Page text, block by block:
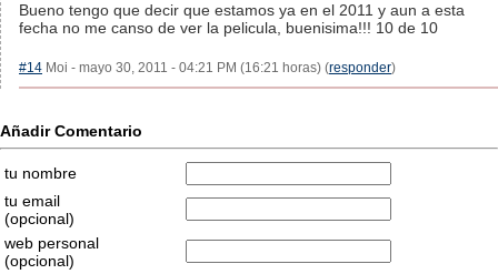
Bueno tengo que decir que estamos ya en el 2011 y aun a esta
fecha no me canso de ver la pelicula, buenisima!!! 10 de 10
#14 Moi - mayo 30, 2011 - 04:21 PM (16:21 horas) (responder)
Añadir Comentario
tu nombre
tu email
(opcional)
web personal
(opcional)